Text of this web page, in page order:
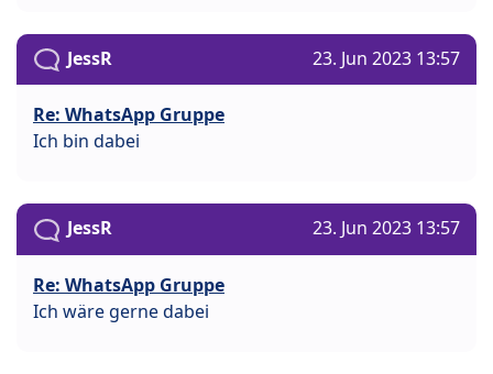
JessR 23. Jun 2023 13:57
Re: WhatsApp Gruppe
Ich bin dabei
JessR 23. Jun 2023 13:57
Re: WhatsApp Gruppe
Ich wäre gerne dabei